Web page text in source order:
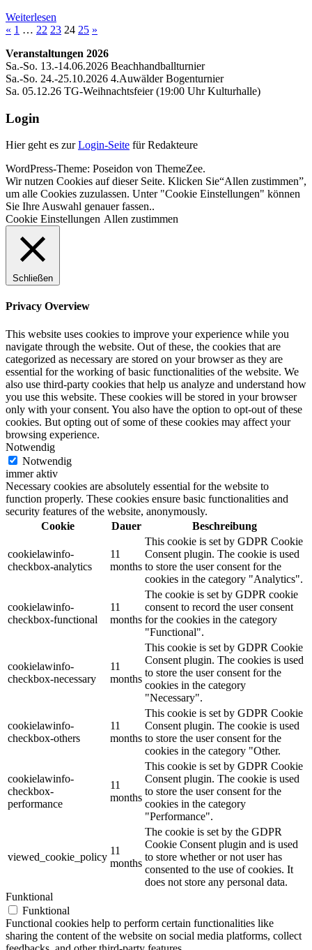
Weiterlesen
Seitennummerierung
der
Beiträge
« Vorherige
1 … 22 23 24 25 Nächste
»
Veranstaltungen 2026
Sa.-So. 13.-14.06.2026 Beachhandballturnier
Sa.-So. 24.-25.10.2026 4.Auwälder Bogenturnier
Sa. 05.12.26 TG-Weihnachtsfeier (19:00 Uhr Kulturhalle)
Login
Hier geht es zurLogin-Seite für Redakteure
WordPress-Theme: Poseidon von ThemeZee.
Wir nutzen Cookies auf dieser Seite. Klicken Sie“Allen zustimmen”,
um alle Cookies zuzulassen. Unter "Cookie Einstellungen" können
Sie Ihre Auswahl genauer fassen..
Cookie Einstellungen Allen zustimmen
Schließen
Privacy Overview
This website uses cookies to improve your experience while you
navigate through the website. Out of these, the cookies that are
categorized as necessary are stored on your browser as they are
essential for the working of basic functionalities of the website. We
also use third-party cookies that help us analyze and understand how
you use this website. These cookies will be stored in your browser
only with your consent. You also have the option to opt-out of these
cookies. But opting out of some of these cookies may affect your
browsing experience.
Notwendig
Notwendig
immer aktiv
Necessary cookies are absolutely essential for the website to
function properly. These cookies ensure basic functionalities and
security features of the website, anonymously.
Cookie
Dauer Beschreibung
cookielawinfo-
checkbox-analytics
11
months
This cookie is set by GDPR Cookie
Consent plugin. The cookie is used
to store the user consent for the
cookies in the category "Analytics".
cookielawinfo-
checkbox-functional
11
months
The cookie is set by GDPR cookie
consent to record the user consent
for the cookies in the category
"Functional".
cookielawinfo-
checkbox-necessary
11
months
This cookie is set by GDPR Cookie
Consent plugin. The cookies is used
to store the user consent for the
cookies in the category
"Necessary".
cookielawinfo-
checkbox-others
11
months
This cookie is set by GDPR Cookie
Consent plugin. The cookie is used
to store the user consent for the
cookies in the category "Other.
cookielawinfo-
checkbox-
performance
11
months
This cookie is set by GDPR Cookie
Consent plugin. The cookie is used
to store the user consent for the
cookies in the category
"Performance".
viewed_cookie_policy
11
months
The cookie is set by the GDPR
Cookie Consent plugin and is used
to store whether or not user has
consented to the use of cookies. It
does not store any personal data.
Funktional
Funktional
Functional cookies help to perform certain functionalities like
sharing the content of the website on social media platforms, collect